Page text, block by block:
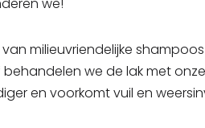
Dat wil ik!
Dat wil ik!
milieuvriendelijke
we de lak met
en voorkomt vuil en